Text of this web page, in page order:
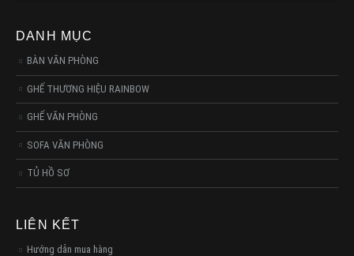
DANH MỤC
BÀN VĂN PHÒNG
GHẾ THƯƠNG HIỆU RAINBOW
GHẾ VĂN PHÒNG
SOFA VĂN PHÒNG
TỦ HỒ SƠ
LIÊN KẾT
Hướng dẫn mua hàng